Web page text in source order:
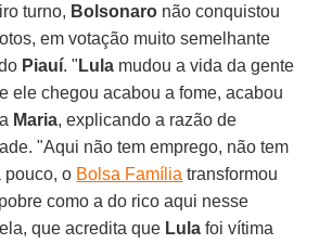
turno, Bolsonaro não conquistou
em votação muito semelhante
Piauí. " Lula mudou a vida da gente
ele chegou acabou a fome, acabou
Maria, explicando a razão de
"Aqui não tem emprego, não tem
pouco, o Bolsa Família transformou
como a do rico aqui nesse
que acredita que Lula foi vítima